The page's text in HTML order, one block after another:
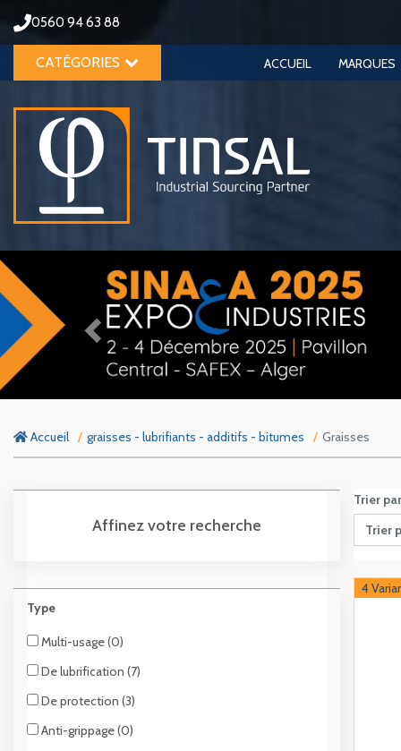
0560 94 63 88
CATÉGORIES ACCUEIL MARQUES
Previous
Accueil graisses - lubrifiants - additifs - bitumes Graisses
Affinez votre recherche
Type
Multi-usage (0)
De lubrification (7)
De protection (3)
Anti-grippage (0)
Trier par
Trier
4